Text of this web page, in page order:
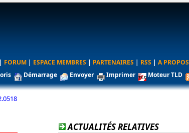
| FORUM | ESPACE MEMBRES | PARTENAIRES | RSS | A PROPOS
Démarrage Envoyer Imprimer Moteur TLD
ACTUALITÉS RELATIVES